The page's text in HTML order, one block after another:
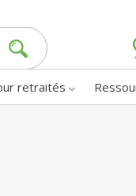
retraités